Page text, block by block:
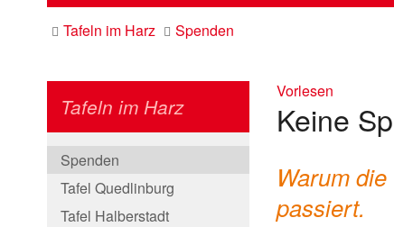
Tafeln im Harz Spenden
Tafeln im Harz
Spenden
Tafel Quedlinburg
Tafel Halberstadt
Vorlesen
Keine
Warum
passiert.